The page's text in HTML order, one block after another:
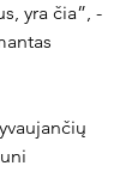
yra čia”, -